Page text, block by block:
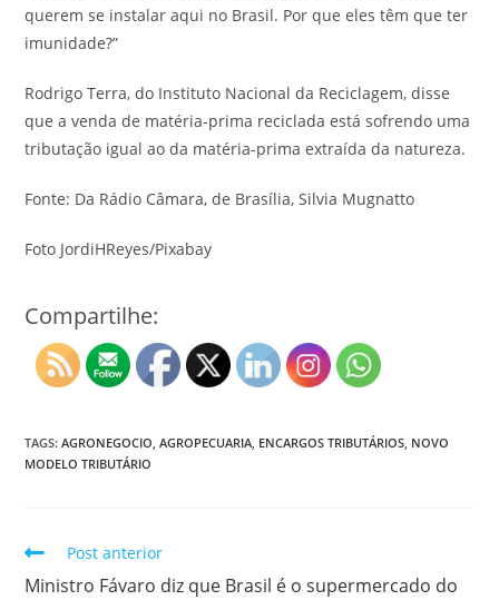
querem se instalar aqui no Brasil. Por que eles têm que ter
imunidade?”
Rodrigo Terra, do Instituto Nacional da Reciclagem, disse
que a venda de matéria-prima reciclada está sofrendo uma
tributação igual ao da matéria-prima extraída da natureza.
Fonte: Da Rádio Câmara, de Brasília, Silvia Mugnatto
Foto JordiHReyes/Pixabay
Compartilhe:
TAGS:AGRONEGOCIO, AGROPECUARIA, ENCARGOS TRIBUTÁRIOS, NOVO
MODELO TRIBUTÁRIO
Post anterior
Ministro Fávaro diz que Brasil é o supermercado do